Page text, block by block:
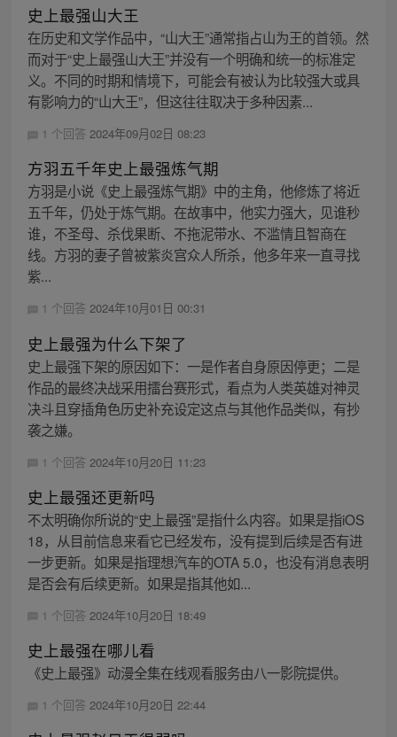
史上最强山大王
在历史和文学作品中，“山大王”通常指占山为王的首领。然
而对于“史上最强山大王”并没有一个明确和统一的标准定
义。不同的时期和情境下，可能会有被认为比较强大或具
有影响力的“山大王”，但这往往取决于多种因素...
1 个回答 2024年09月02日 08:23
方羽五千年史上最强炼气期
方羽是小说《史上最强炼气期》中的主角，他修炼了将近
五千年，仍处于炼气期。在故事中，他实力强大，见谁秒
谁，不圣母、杀伐果断、不拖泥带水、不滥情且智商在
线。方羽的妻子曾被紫炎宫众人所杀，他多年来一直寻找
紫...
1 个回答 2024年10月01日 00:31
史上最强为什么下架了
史上最强下架的原因如下：一是作者自身原因停更；二是
作品的最终决战采用擂台赛形式，看点为人类英雄对神灵
决斗且穿插角色历史补充设定这点与其他作品类似，有抄
袭之嫌。
1 个回答 2024年10月20日 11:23
史上最强还更新吗
不太明确你所说的“史上最强”是指什么内容。如果是指iOS
18，从目前信息来看它已经发布，没有提到后续是否有进
一步更新。如果是指理想汽车的OTA 5.0，也没有消息表明
是否会有后续更新。如果是指其他如...
1 个回答 2024年10月20日 18:49
史上最强在哪儿看
《史上最强》动漫全集在线观看服务由八一影院提供。
1 个回答 2024年10月20日 22:44